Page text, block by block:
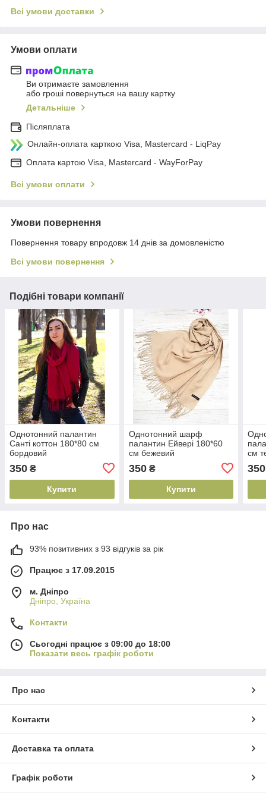
Всі умови доставки
Умови оплати
Ви отримаєте замовлення
або гроші повернуться на вашу картку
Детальніше
Післяплата
Онлайн-оплата карткою Visa, Mastercard - LiqPay
Оплата картою Visa, Mastercard - WayForPay
Всі умови оплати
Умови повернення
Повернення товару впродовж 14 днів за домовленістю
Всі умови повернення
Подібні товари компанії
Однотонний палантин
Санті коттон 180*80 см
бордовий
350 ₴
Купити
Однотонний шарф
палантин Ейвері 180*60
см бежевий
350₴
Купити
см
350
Про нас
93% позитивних з 93 відгуків за рік
Працює з 17.09.2015
м. Дніпро
Дніпро, Україна
Контакти
Сьогодні працює з 09:00 до 18:00
Показати весь графік роботи
Про нас
Контакти
Доставка та оплата
Графік роботи